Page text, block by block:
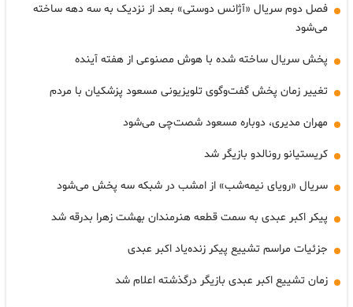
فصل دوم سریال «آژانس دوستی» بعد از نزدیک به سه دهه ساخته
می‌شود
پخش سریال ساخته شده با هوش مصنوعی از هفته آینده
تغییر زمان پخش گفت‌وگوی تلویزیونی مسعود پزشکیان با مردم
مهران مدیری، دوباره مسعود شصت‌چی می‌شود
کریستیانو رونالدو بازیگر شد
سریال «رویای نیمه‌شب» از امشب در شبکه سه پخش می‌شود
پیکر اکبر عبدی به سمت قطعه هنرمندان بهشت زهرا بدرقه شد
جزئیات مراسم تشییع پیکر زنده‌یاد اکبر عبدی
زمان تشییع اکبر عبدی بازیگر درگذشته اعلام شد